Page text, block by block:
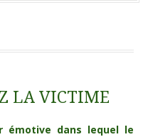
LA VICTIME
émotive dans lequel le